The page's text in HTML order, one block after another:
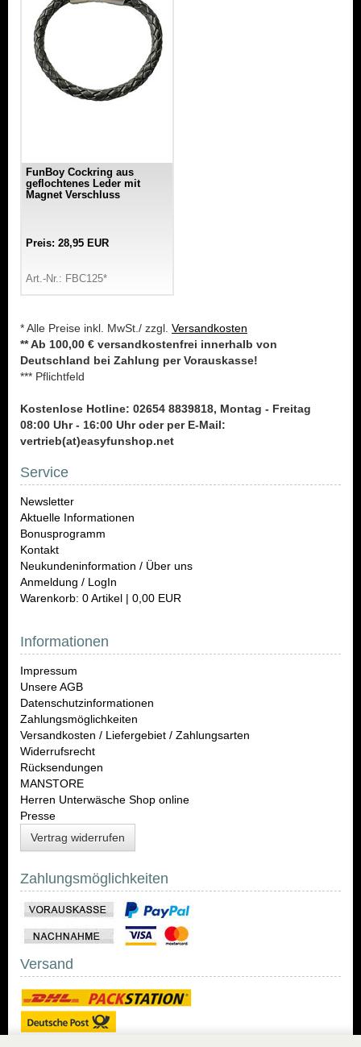
FunBoy Cockring aus
geflochtenes Leder mit
Magnet Verschluss
Preis: 28,95 EUR
Art.-Nr.: FBC125*
* Alle Preise inkl. MwSt./ zzgl. Versandkosten
** Ab 100,00 € versandkostenfrei innerhalb von
Deutschland bei Zahlung per Vorauskasse!
*** Pflichtfeld
Kostenlose Hotline: 02654 8839818, Montag - Freitag
08:00 Uhr - 16:00 Uhr oder per E-Mail:
vertrieb(at)easyfunshop.net
Service
Newsletter
Aktuelle Informationen
Bonusprogramm
Kontakt
Neukundeninformation / Über uns
Anmeldung / LogIn
Warenkorb: 0 Artikel | 0,00 EUR
Informationen
Impressum
Unsere AGB
Datenschutzinformationen
Zahlungsmöglichkeiten
Versandkosten / Liefergebiet / Zahlungsarten
Widerrufsrecht
Rücksendungen
MANSTORE
Herren Unterwäsche Shop online
Presse
Vertrag widerrufen
Zahlungsmöglichkeiten
Versand